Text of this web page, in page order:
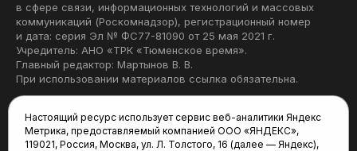
в сфере связи, информационных технологий и массовых
коммуникаций (Роскомнадзор), регистрационный номер
и дата: серия Эл № ФС77-81090 от 25 мая 2021 г.
Учредитель: АНО «ТРК «Тюменское время».
Главный редактор: Мартынов В. В.
При использовании материалов ссылка обязательна.
Редакция:
Настоящий ресурс использует сервис веб-аналитики Яндекс
Метрика, предоставляемый компанией ООО «ЯНДЕКС»,
119021, Россия, Москва, ул. Л. Толстого, 16 (далее — Яндекс),